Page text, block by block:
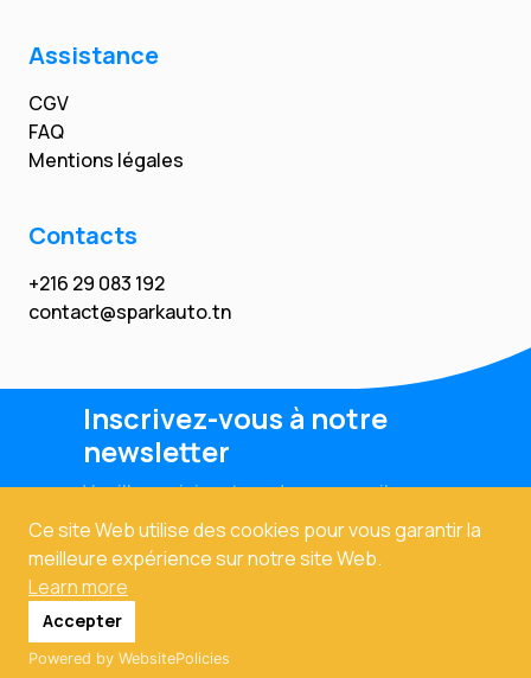
Ce site Web utilise des cookies pour vous garantir la
meilleure expérience sur notre site Web.
Learn more
Accepter
Powered by WebsitePolicies
Assistance
CGV
FAQ
Mentions légales
Contacts
+216 29 083 192
contact@sparkauto.tn
Inscrivez-vous à notre
newsletter
Veuillez saisir votre adresse email
Copyright © 2024. Tous droits réservés. Powered By